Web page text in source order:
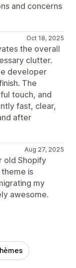
and concerns
Oct 18, 2025
the overall
clutter.
developer
The
touch, and
fast, clear,
after
Aug 27, 2025
old Shopify
is
my
awesome.